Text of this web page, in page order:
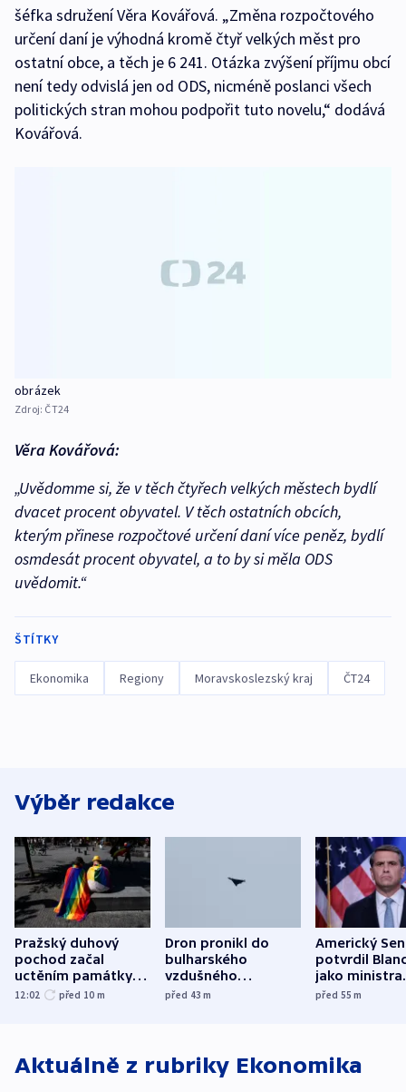
šéfka sdružení Věra Kovářová. „Změna rozpočtového
určení daní je výhodná kromě čtyř velkých měst pro
ostatní obce, a těch je 6 241. Otázka zvýšení příjmu obcí
není tedy odvislá jen od ODS, nicméně poslanci všech
politických stran mohou podpořit tuto novelu,“ dodává
Kovářová.
obrázek
Zdroj: ČT24
Věra Kovářová:
„Uvědomme si, že v těch čtyřech velkých městech bydlí
dvacet procent obyvatel. V těch ostatních obcích,
kterým přinese rozpočtové určení daní více peněz, bydlí
osmdesát procent obyvatel, a to by si měla ODS
uvědomit.“
ŠTÍTKY
Ekonomika Regiony Moravskoslezský kraj ČT24
Výběr redakce
Pražský duhový
pochod začal
uctěním památky
obětí berlínského
12:02 před 10 m
Dron pronikl do
bulharského
vzdušného
prostoru,
před 43m
Americký
potvrdil
jako ministra
před 55m
Aktuálně z rubriky Ekonomika